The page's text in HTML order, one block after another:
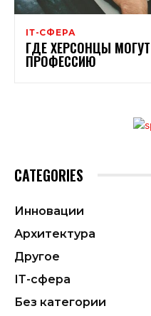
ІТ-СФЕРА
ГДЕ ХЕРСОНЦЫ
ПРОФЕССИЮ
CATEGORIES
Инновации
Архитектура
Другое
ІТ-сфера
Без категории